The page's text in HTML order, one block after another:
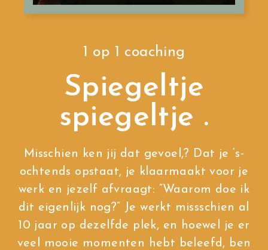
1 op 1 coaching
Spiegeltje
spiegeltje .
Misschien ken jij dat gevoel,? Dat je ‘s-
ochtends opstaat, je klaarmaakt voor je
werk en jezelf afvraagt: “Waarom doe ik
dit eigenlijk nog?” Je werkt missschien al
10 jaar op dezelfde plek, en hoewel je er
veel mooie momenten hebt beleefd, ben